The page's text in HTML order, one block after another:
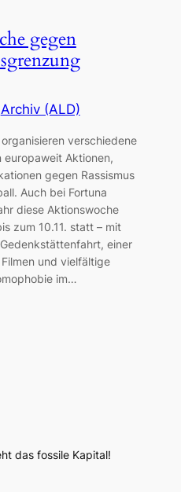
gegen
Archiv (ALD)
verschiedene
Aktionen,
gegen Rassismus
Auch bei Fortuna
diese Aktionswoche
zum 10.11. statt – mit
einer
und vielfältige
im…
das fossile Kapital!